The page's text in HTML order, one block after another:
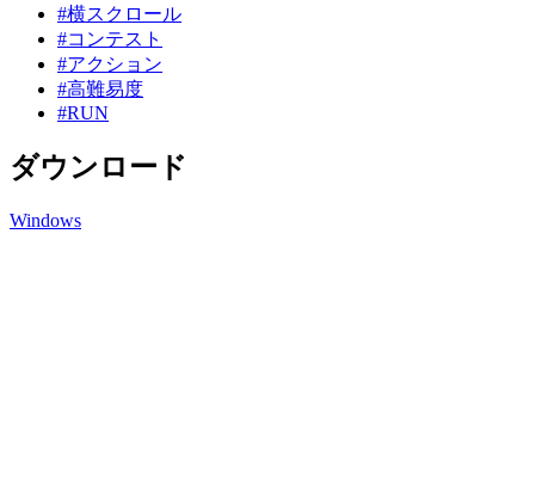
#横スクロール
#コンテスト
#アクション
#高難易度
#RUN
ダウンロード
Windows